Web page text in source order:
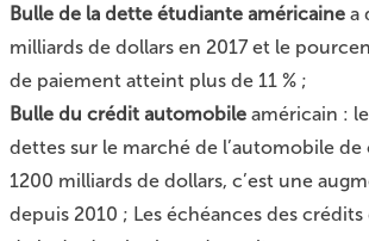
Bulle de la dette étudiante américaine a
milliards de dollars en 2017 et le
de paiement atteint plus de 11 % ;
Bulle du crédit automobile américain :
dettes sur le marché de l’automobile de
1200 milliards de dollars, c’est une
depuis 2010 ; Les échéances des